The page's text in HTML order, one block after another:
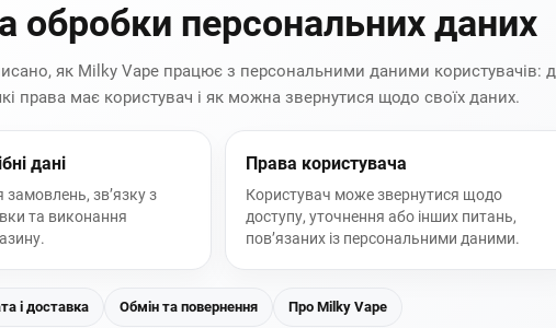
обробки персональних даних
як Milky Vape працює з персональними даними користувачів:
права має користувач і як можна звернутися щодо своїх даних.
дані
зв’язку з
та виконання
Права користувача
Користувач може звернутися щодо
доступу, уточнення або інших питань,
пов’язаних із персональними даними.
і доставка Обмін та повернення Про Milky Vape